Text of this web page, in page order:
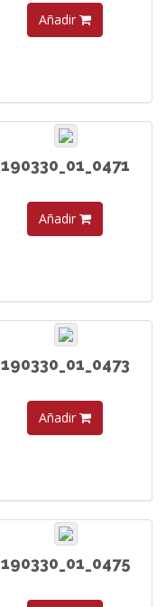
Añadir
190330_01_0471
Añadir
190330_01_0473
Añadir
190330_01_0475